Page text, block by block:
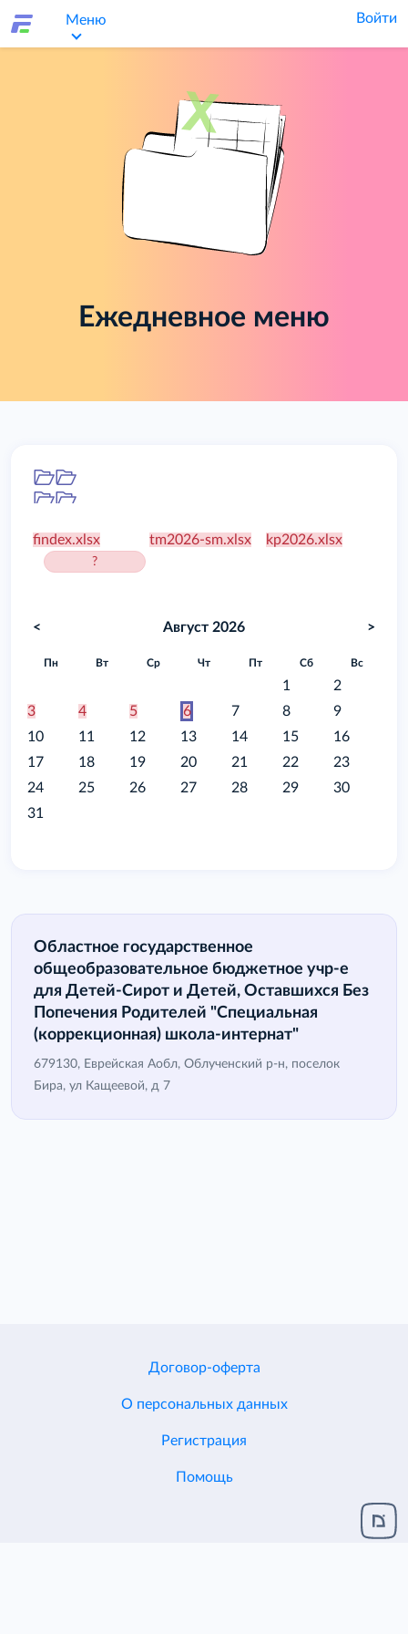
Меню Войти
Ежедневное меню
findex.xlsx
?
tm2026-sm.xlsx kp2026.xlsx
< Август 2026 >
Пн Вт Ср Чт Пт Сб Вс
1
2
3
4 5 6 7 8
9
10
11 12 13 14 15
16
17
18 19 20 21 22
23
24
25 26 27 28 29
30
31
Областное государственное
общеобразовательное бюджетное учр-е
для Детей-Сирот и Детей, Оставшихся Без
Попечения Родителей "Специальная
(коррекционная) школа-интернат"
679130, Еврейская Аобл, Облученский р-н, поселок
Бира, ул Кащеевой, д 7
Договор-оферта
О персональных данных
Регистрация
Помощь